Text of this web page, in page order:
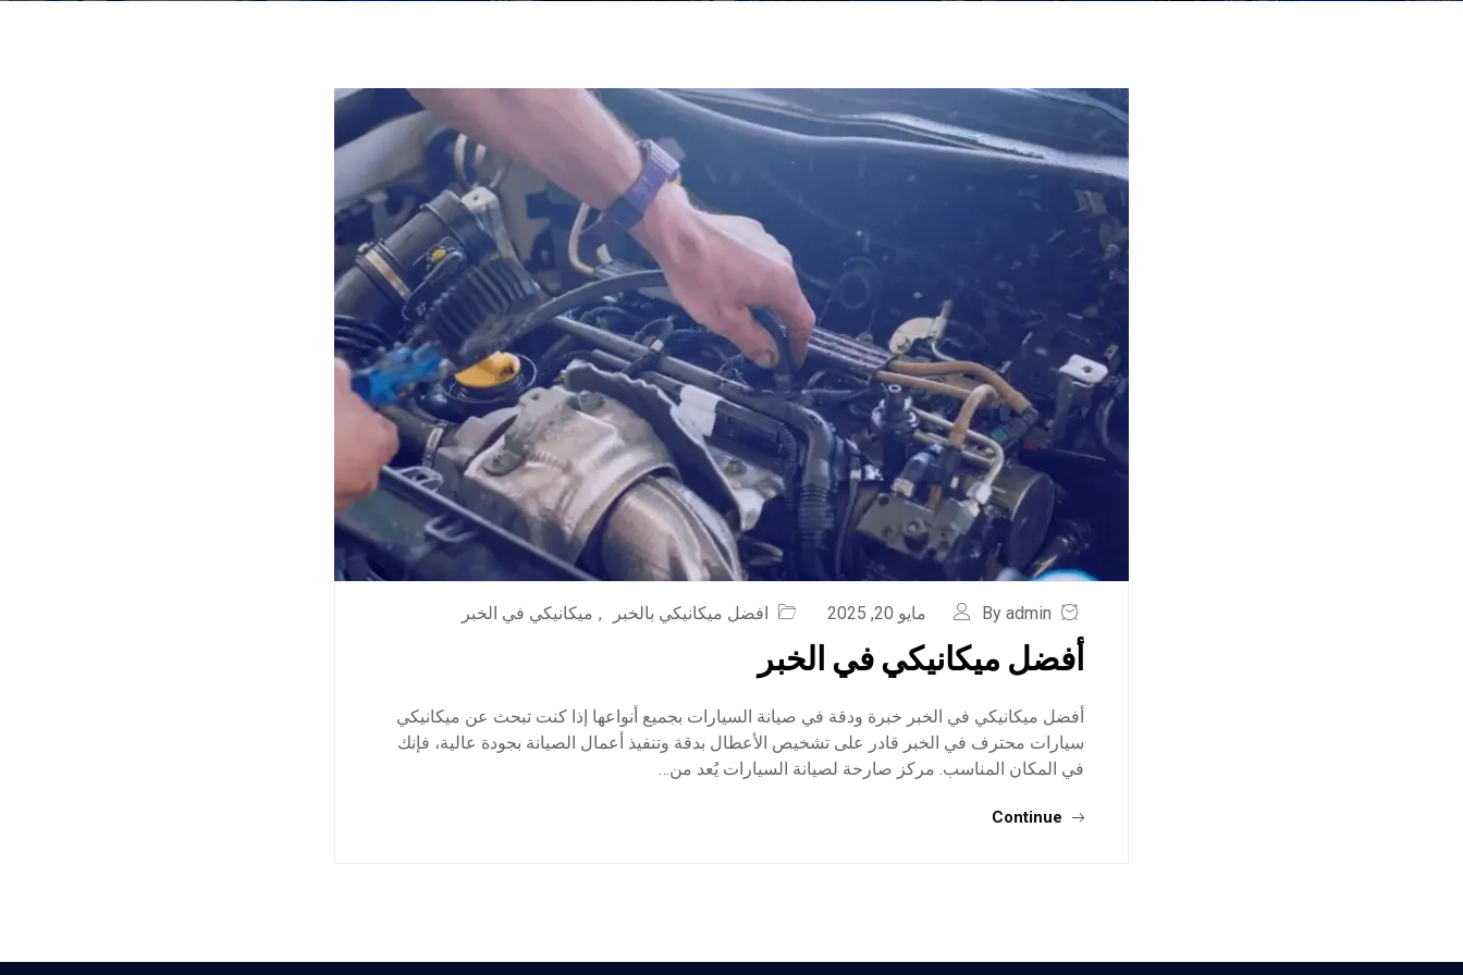
By admin مايو 20, 2025 افضل ميكانيكي بالخبر , ميكانيكي في الخبر
أفضل ميكانيكي في الخبر
أفضل ميكانيكي في الخبر خبرة ودقة في صيانة السيارات بجميع أنواعها إذا كنت تبحث عن ميكانيكي
سيارات محترف في الخبر قادر على تشخيص الأعطال بدقة وتنفيذ أعمال الصيانة بجودة عالية، فإنك
في المكان المناسب. مركز صارحة لصيانة السيارات يُعد من…
Continue